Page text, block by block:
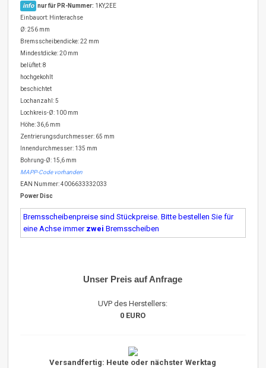
info nur für PR-Nummer: 1KY,2EE
Einbauort: Hinterachse
Ø: 256 mm
Bremsscheibendicke: 22 mm
Mindestdicke: 20 mm
belüftet: 8
hochgekohlt
beschichtet
Lochanzahl: 5
Lochkreis-Ø: 100 mm
Höhe: 36,6 mm
Zentrierungsdurchmesser: 65 mm
Innendurchmesser: 135 mm
Bohrung-Ø: 15,6 mm
MAPP-Code vorhanden
EAN Nummer: 4006633332033
Power Disc
Bremsscheibenpreise sind Stückpreise. Bitte bestellen Sie für
eine Achse immer zwei Bremsscheiben
Unser Preis auf Anfrage
UVP des Herstellers:
0 EURO
Versandfertig: Heute oder nächster Werktag